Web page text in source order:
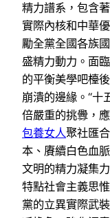
精力譜系，包含
實際內核和中華
勵全黨全國各族
盛精力動力。面
的平衡美學吧檯
崩潰的邊緣。“十
倍嚴重的挑釁，
包養女人聚社匯
本、賡續白色血
文明的精力凝集
特點社會主義思
黨的立異實際武